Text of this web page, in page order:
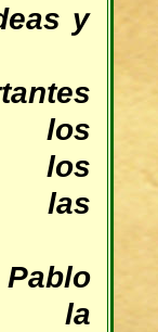
y
los
los
las
la